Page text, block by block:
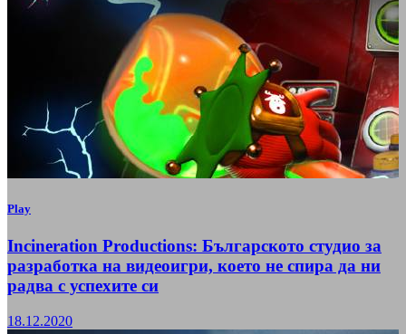
Play
Incineration Productions: Българското студио за
разработка на видеоигри, което не спира да ни
радва с успехите си
18.12.2020